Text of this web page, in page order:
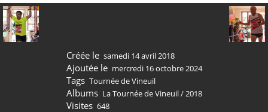
Créée le samedi 14 avril 2018
Ajoutée le mercredi 16 octobre 2024
Tags Tournée de Vineuil
Albums La Tournée de Vineuil/2018
Visites 648